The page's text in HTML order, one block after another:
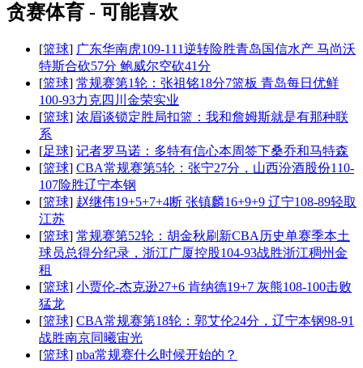
贪赛体育 - 可能喜欢
[篮球] 广东华南虎109-111逆转险胜青岛国信水产 马尚沃
特斯合砍57分 鲍威尔空砍41分
[篮球] 常规赛第1轮：张祖铭18分7篮板 青岛每日优鲜
100-93力克四川金荣实业
[篮球] 浓眉谈锁定胜局扣篮：我和詹姆斯就是有那种联
系
[足球] 记者罗马诺：多特有信心本周签下桑乔和马特森
[篮球] CBA常规赛第5轮：张宁27分，山西汾酒股份110-
107险胜辽宁本钢
[篮球] 赵继伟19+5+7+4断 张镇麟16+9+9 辽宁108-89轻取
江苏
[篮球] 常规赛第52轮：胡金秋刷新CBA历史单赛季本土
球员总得分纪录，浙江广厦控股104-93战胜浙江稠州金
租
[篮球] 小贾伦-杰克逊27+6 肯纳德19+7 灰熊108-100击败
猛龙
[篮球] CBA常规赛第18轮：郭艾伦24分，辽宁本钢98-91
战胜南京同曦宙光
[篮球] nba常规赛什么时候开始的？